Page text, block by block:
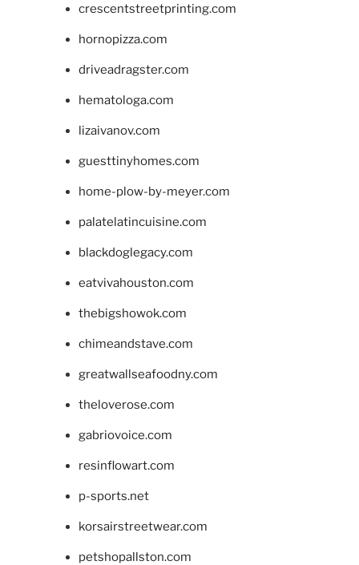
crescentstreetprinting.com
hornopizza.com
driveadragster.com
hematologa.com
lizaivanov.com
guesttinyhomes.com
home-plow-by-meyer.com
palatelatincuisine.com
blackdoglegacy.com
eatvivahouston.com
thebigshowok.com
chimeandstave.com
greatwallseafoodny.com
theloverose.com
gabriovoice.com
resinflowart.com
p-sports.net
korsairstreetwear.com
petshopallston.com